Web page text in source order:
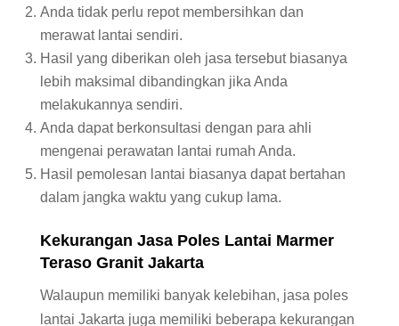
Anda tidak perlu repot membersihkan dan
merawat lantai sendiri.
Hasil yang diberikan oleh jasa tersebut biasanya
lebih maksimal dibandingkan jika Anda
melakukannya sendiri.
Anda dapat berkonsultasi dengan para ahli
mengenai perawatan lantai rumah Anda.
Hasil pemolesan lantai biasanya dapat bertahan
dalam jangka waktu yang cukup lama.
Kekurangan Jasa Poles Lantai Marmer
Teraso Granit Jakarta
Walaupun memiliki banyak kelebihan, jasa poles
lantai Jakarta juga memiliki beberapa kekurangan